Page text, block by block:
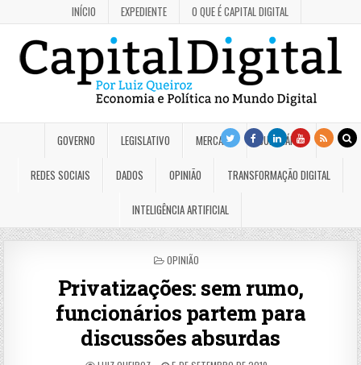
INÍCIO EXPEDIENTE O QUE É CAPITAL DIGITAL
GOVERNO LEGISLATIVO MERCADO JUDICIÁRIO
REDES SOCIAIS DADOS OPINIÃO TRANSFORMAÇÃO DIGITAL
INTELIGÊNCIA ARTIFICIAL
POSTED
OPINIÃO
Privatizações: sem rumo,
funcionários partem para
discussões absurdas